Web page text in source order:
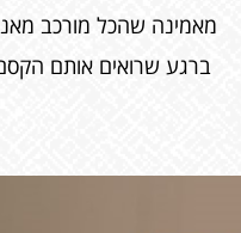
מאמינה שהכל מורכב
ברגע שרואים אותם